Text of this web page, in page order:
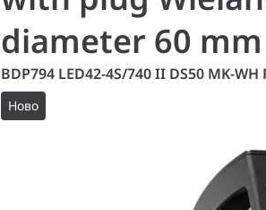
diameter 60 mm
BDP794 LED42-4S/740 II DS50 MK-WH
Ново